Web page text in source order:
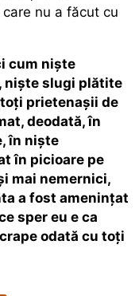
nu a făcut cu
cum nişte
nişte slugi plătite
prietenaşii de
deodată, în
în nişte
în picioare pe
mai nemernici,
a fost ameninţat
sper eu e ca
odată cu toţi